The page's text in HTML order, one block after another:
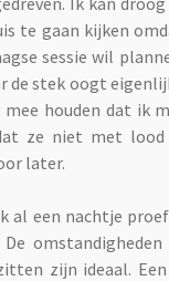
te gaan kijken
sessie wil
de stek oogt
houden dat ik
ze niet met
later.
al een nachtje
zijn ideaal.